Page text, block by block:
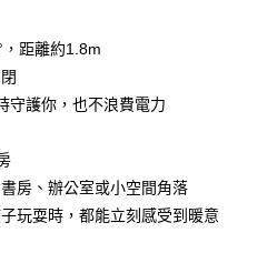
哥大用戶可立即使用無須另外申請。
訂單成立後會自動跳轉到大哥付的交易
的期數、繳款截止日，確認付款後即完
額請依後續交易確認頁面所載為準。
交易或遇審核未通過，訂單將自動取
表示未達大哥付你分期系統評分，恕無
才付款」的支付方式。 讓您購物簡單
卡、不需儲值。
證，即可結帳。
付款。
，距離約1.8m
守護你，也不浪費電力
房、辦公室或小空間角落
玩耍時，都能立刻感受到暖意